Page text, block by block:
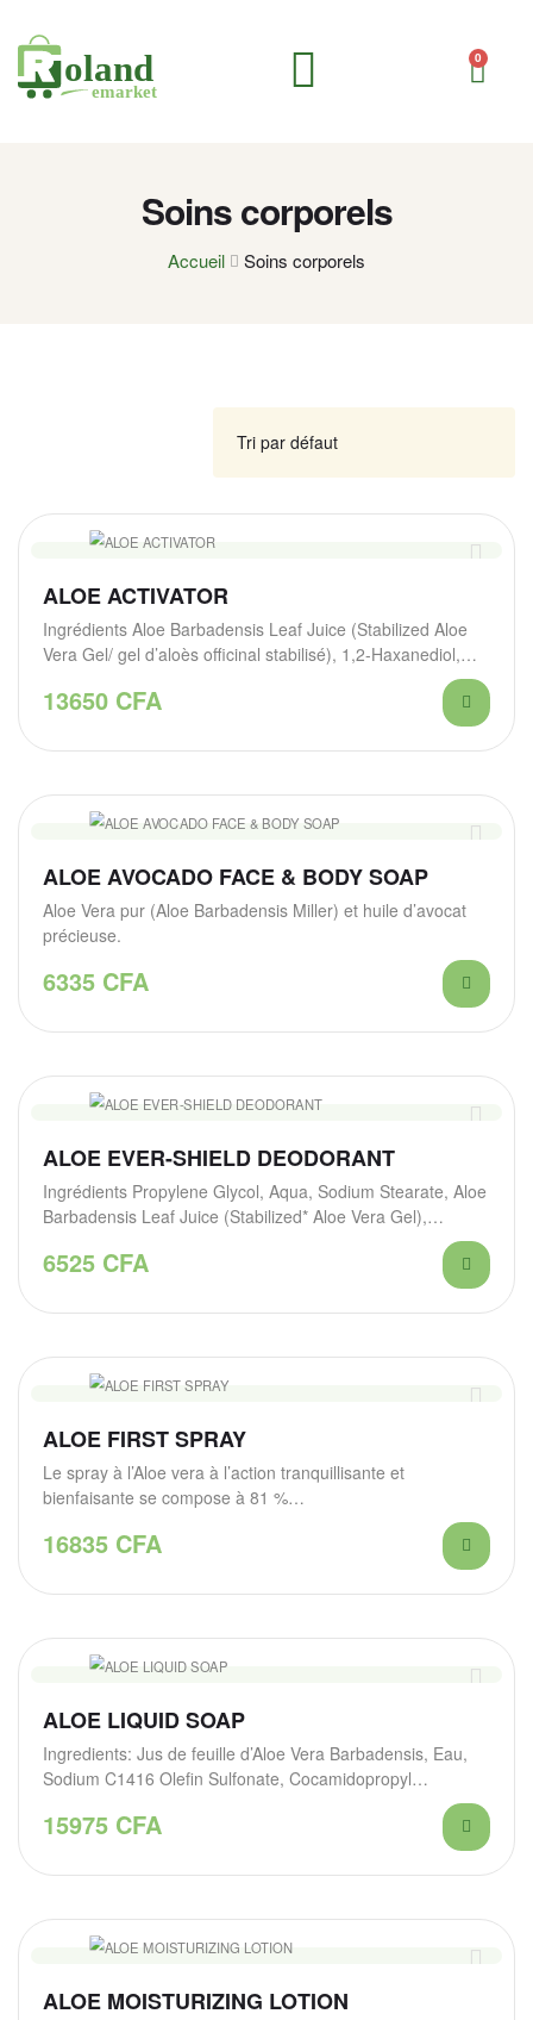
0
Soins corporels
Accueil Soins corporels
ALOE ACTIVATOR
Ingrédients Aloe Barbadensis Leaf Juice (Stabilized Aloe
Vera Gel/ gel d’aloès officinal stabilisé), 1,2-Haxanediol,
13650 CFA
ALOE AVOCADO FACE & BODY SOAP
Aloe Vera pur (Aloe Barbadensis Miller) et huile d’avocat
précieuse.
6335 CFA
ALOE EVER-SHIELD DEODORANT
Ingrédients Propylene Glycol, Aqua, Sodium Stearate, Aloe
Barbadensis Leaf Juice (Stabilized* Aloe Vera Gel),
6525 CFA
ALOE FIRST SPRAY
Le spray à l’Aloe vera à l’action tranquillisante et
bienfaisante se compose à 81 %…
16835 CFA
ALOE LIQUID SOAP
Ingredients: Jus de feuille d’Aloe Vera Barbadensis, Eau,
Sodium C1416 Olefin Sulfonate, Cocamidopropyl
15975 CFA
ALOE MOISTURIZING LOTION